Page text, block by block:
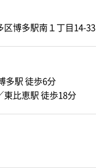
区博多駅南１丁目14-33
多駅 徒歩6分
比恵駅 徒歩18分